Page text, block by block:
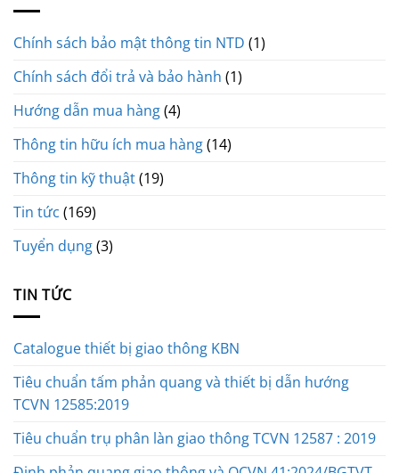
Chính sách bảo mật thông tin NTD (1)
Chính sách đổi trả và bảo hành (1)
Hướng dẫn mua hàng(4)
Thông tin hữu ích mua hàng(14)
Thông tin kỹ thuật(19)
Tin tức (169)
Tuyển dụng(3)
TIN TỨC
Catalogue thiết bị giao thông KBN
Tiêu chuẩn tấm phản quang và thiết bị dẫn hướng
TCVN 12585:2019
Tiêu chuẩn trụ phân làn giao thông TCVN 12587 : 2019